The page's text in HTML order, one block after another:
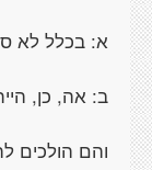
א: בכלל לא
ב: אה, כן,
והם הולכים